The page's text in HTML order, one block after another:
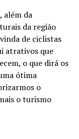
além da
da região
de ciclistas
atrativos que
o que dirá os
ótima
o
o turismo